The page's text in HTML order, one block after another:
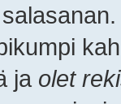
ja olet